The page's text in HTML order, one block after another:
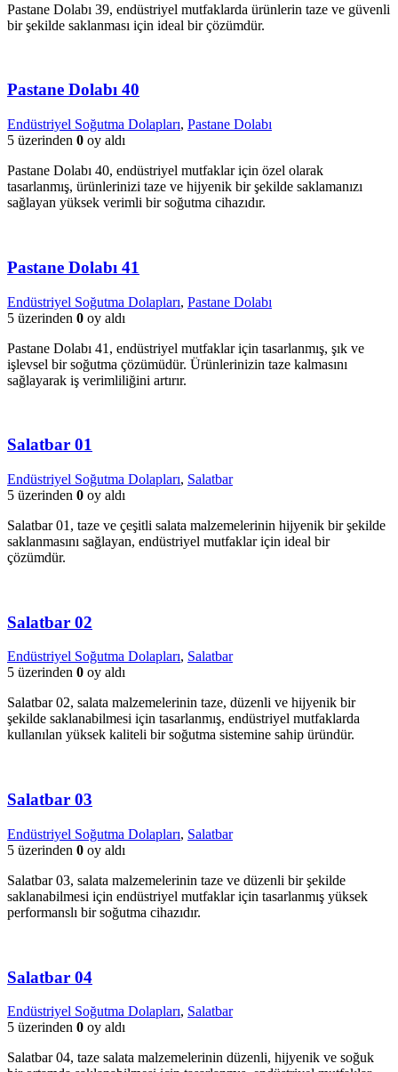
Pastane Dolabı 39, endüstriyel mutfaklarda ürünlerin taze ve güvenli
bir şekilde saklanması için ideal bir çözümdür.
Pastane Dolabı 40
Endüstriyel Soğutma Dolapları, Pastane Dolabı
5 üzerinden 0 oy aldı
Pastane Dolabı 40, endüstriyel mutfaklar için özel olarak
tasarlanmış, ürünlerinizi taze ve hijyenik bir şekilde saklamanızı
sağlayan yüksek verimli bir soğutma cihazıdır.
Pastane Dolabı 41
Endüstriyel Soğutma Dolapları, Pastane Dolabı
5 üzerinden 0 oy aldı
Pastane Dolabı 41, endüstriyel mutfaklar için tasarlanmış, şık ve
işlevsel bir soğutma çözümüdür. Ürünlerinizin taze kalmasını
sağlayarak iş verimliliğini artırır.
Salatbar 01
Endüstriyel Soğutma Dolapları, Salatbar
5 üzerinden 0 oy aldı
Salatbar 01, taze ve çeşitli salata malzemelerinin hijyenik bir şekilde
saklanmasını sağlayan, endüstriyel mutfaklar için ideal bir
çözümdür.
Salatbar 02
Endüstriyel Soğutma Dolapları, Salatbar
5 üzerinden 0 oy aldı
Salatbar 02, salata malzemelerinin taze, düzenli ve hijyenik bir
şekilde saklanabilmesi için tasarlanmış, endüstriyel mutfaklarda
kullanılan yüksek kaliteli bir soğutma sistemine sahip üründür.
Salatbar 03
Endüstriyel Soğutma Dolapları, Salatbar
5 üzerinden 0 oy aldı
Salatbar 03, salata malzemelerinin taze ve düzenli bir şekilde
saklanabilmesi için endüstriyel mutfaklar için tasarlanmış yüksek
performanslı bir soğutma cihazıdır.
Salatbar 04
Endüstriyel Soğutma Dolapları, Salatbar
5 üzerinden 0 oy aldı
Salatbar 04, taze salata malzemelerinin düzenli, hijyenik ve soğuk